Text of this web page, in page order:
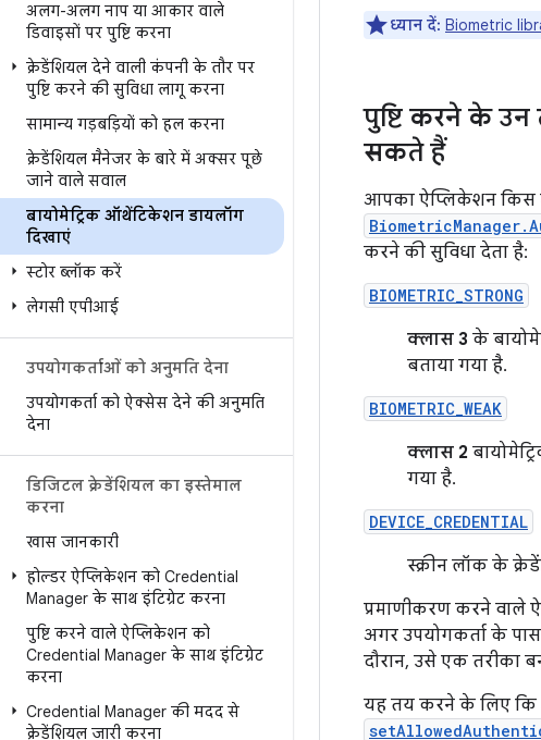
अलग-अलग नाप या आकार वाले
डिवाइसों पर पुष्टि करना
क्रेडेंशियल देने वाली कंपनी के तौर पर
पुष्टि करने की सुविधा लागू करना
सामान्य गड़बड़ियों को हल करना
क्रेडेंशियल मैनेजर के बारे में अक्सर पूछे
जाने वाले सवाल
बायोमेट्रिक ऑथेंटिकेशन डायलॉग
दिखाएं
स्टोर ब्लॉक करें
लेगसी एपीआई
उपयोगकर्ताओं को अनुमति देना
उपयोगकर्ता को ऐक्सेस देने की अनुमति
देना
डिजिटल क्रेडेंशियल का इस्तेमाल
करना
खास जानकारी
होल्डर ऐप्लिकेशन को Credential
Manager के साथ इंटिग्रेट करना
पुष्टि करने वाले ऐप्लिकेशन को
Credential Manager के साथ इंटिग्रेट
करना
Credential Manager की मदद से
क्रेडेंशियल जारी करना
ध्यान दें: Biometric
पुष्टि करने के
सकते हैं
आपका ऐप्लिकेशन किस
करने की सुविधा देता है:
BIOMETRIC_STRONG
क्लास 3 के
बताया गया है.
BIOMETRIC_WEAK
क्लास 2
गया है.
DEVICE_CREDENTIAL
स्क्रीन लॉक के
प्रमाणीकरण करने वाले
अगर उपयोगकर्ता के
दौरान, उसे एक तरीका
यह तय करने के लिए कि